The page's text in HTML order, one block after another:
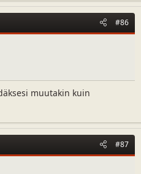
#86
muutakin kuin
#87